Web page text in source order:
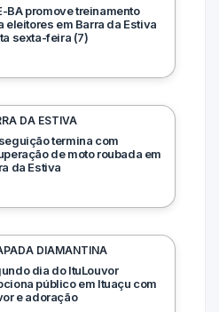
BA promove treinamento
eleitores em Barra da Estiva
sexta-feira (7)
DA ESTIVA
termina com
de moto roubada em
da Estiva
DIAMANTINA
dia do ItuLouvor
público em Ituaçu com
e adoração